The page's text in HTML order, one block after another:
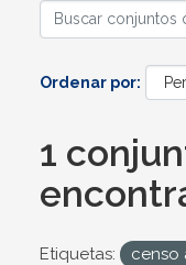
Ordenar por
1
Etiquetas: censo